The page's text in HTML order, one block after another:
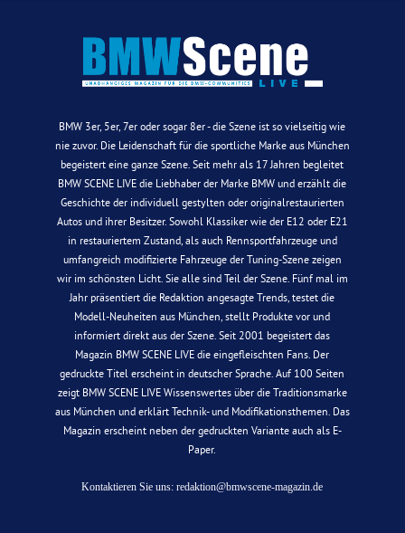
BMW 3er, 5er, 7er oder sogar 8er - die Szene ist so vielseitig wie
nie zuvor. Die Leidenschaft für die sportliche Marke aus München
begeistert eine ganze Szene. Seit mehr als 17 Jahren begleitet
BMW SCENE LIVE die Liebhaber der Marke BMW und erzählt die
Geschichte der individuell gestylten oder originalrestaurierten
Autos und ihrer Besitzer. Sowohl Klassiker wie der E12 oder E21
in restauriertem Zustand, als auch Rennsportfahrzeuge und
umfangreich modifizierte Fahrzeuge der Tuning-Szene zeigen
wir im schönsten Licht. Sie alle sind Teil der Szene. Fünf mal im
Jahr präsentiert die Redaktion angesagte Trends, testet die
Modell-Neuheiten aus München, stellt Produkte vor und
informiert direkt aus der Szene. Seit 2001 begeistert das
Magazin BMW SCENE LIVE die eingefleischten Fans. Der
gedruckte Titel erscheint in deutscher Sprache. Auf 100 Seiten
zeigt BMW SCENE LIVE Wissenswertes über die Traditionsmarke
aus München und erklärt Technik- und Modifikationsthemen. Das
Magazin erscheint neben der gedruckten Variante auch als E-
Paper.
Kontaktieren Sie uns:redaktion@bmwscene-magazin.de